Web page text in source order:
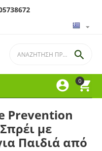
0



Prevention
με
Παιδιά από